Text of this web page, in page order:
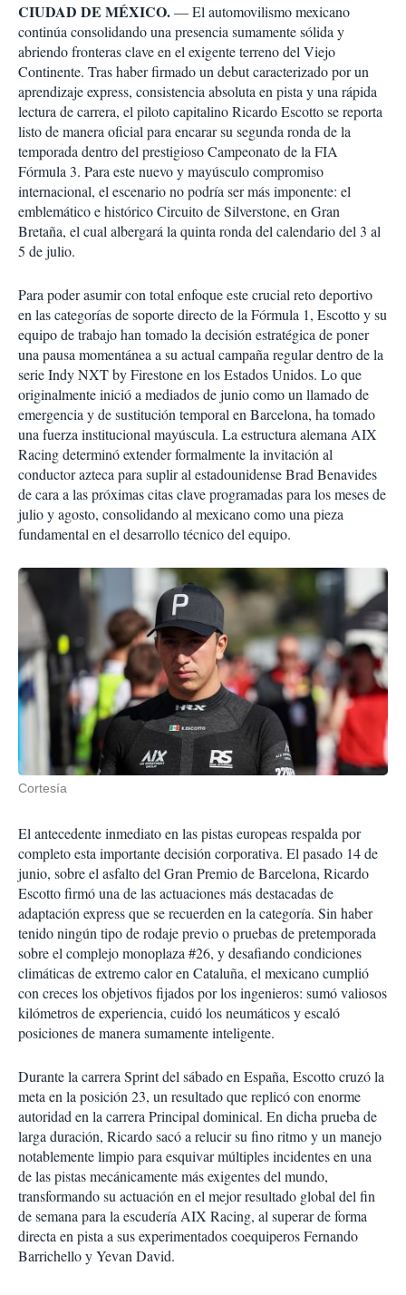
CIUDAD DE MÉXICO.— El automovilismo mexicano
continúa consolidando una presencia sumamente sólida y
abriendo fronteras clave en el exigente terreno del Viejo
Continente. Tras haber firmado un debut caracterizado por un
aprendizaje express, consistencia absoluta en pista y una rápida
lectura de carrera, el piloto capitalino Ricardo Escotto se reporta
listo de manera oficial para encarar su segunda ronda de la
temporada dentro del prestigioso Campeonato de la FIA
Fórmula 3. Para este nuevo y mayúsculo compromiso
internacional, el escenario no podría ser más imponente: el
emblemático e histórico Circuito de Silverstone, en Gran
Bretaña, el cual albergará la quinta ronda del calendario del 3 al
5 de julio.
Para poder asumir con total enfoque este crucial reto deportivo
en las categorías de soporte directo de la Fórmula 1, Escotto y su
equipo de trabajo han tomado la decisión estratégica de poner
una pausa momentánea a su actual campaña regular dentro de la
serie Indy NXT by Firestone en los Estados Unidos. Lo que
originalmente inició a mediados de junio como un llamado de
emergencia y de sustitución temporal en Barcelona, ha tomado
una fuerza institucional mayúscula. La estructura alemana AIX
Racing determinó extender formalmente la invitación al
conductor azteca para suplir al estadounidense Brad Benavides
de cara a las próximas citas clave programadas para los meses de
julio y agosto, consolidando al mexicano como una pieza
fundamental en el desarrollo técnico del equipo.
Cortesía
El antecedente inmediato en las pistas europeas respalda por
completo esta importante decisión corporativa. El pasado 14 de
junio, sobre el asfalto del Gran Premio de Barcelona, Ricardo
Escotto firmó una de las actuaciones más destacadas de
adaptación express que se recuerden en la categoría. Sin haber
tenido ningún tipo de rodaje previo o pruebas de pretemporada
sobre el complejo monoplaza #26, y desafiando condiciones
climáticas de extremo calor en Cataluña, el mexicano cumplió
con creces los objetivos fijados por los ingenieros: sumó valiosos
kilómetros de experiencia, cuidó los neumáticos y escaló
posiciones de manera sumamente inteligente.
Durante la carrera Sprint del sábado en España, Escotto cruzó la
meta en la posición 23, un resultado que replicó con enorme
autoridad en la carrera Principal dominical. En dicha prueba de
larga duración, Ricardo sacó a relucir su fino ritmo y un manejo
notablemente limpio para esquivar múltiples incidentes en una
de las pistas mecánicamente más exigentes del mundo,
transformando su actuación en el mejor resultado global del fin
de semana para la escudería AIX Racing, al superar de forma
directa en pista a sus experimentados coequiperos Fernando
Barrichello y Yevan David.